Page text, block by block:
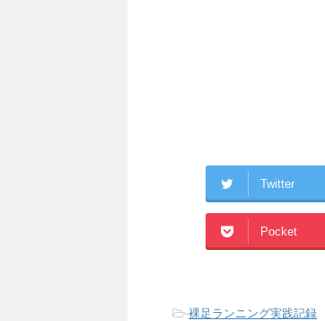
Twitter
Pocket
-裸足ランニング実践記録